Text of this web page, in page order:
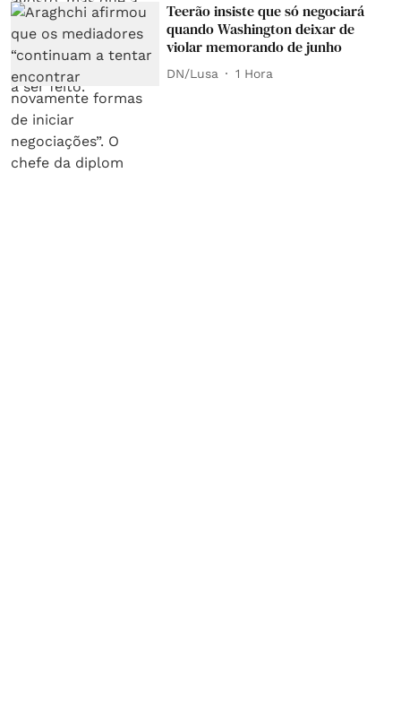
Teerão insiste que só negociará
quando Washington deixar de
violar memorando de junho
DN/Lusa 1 Hora